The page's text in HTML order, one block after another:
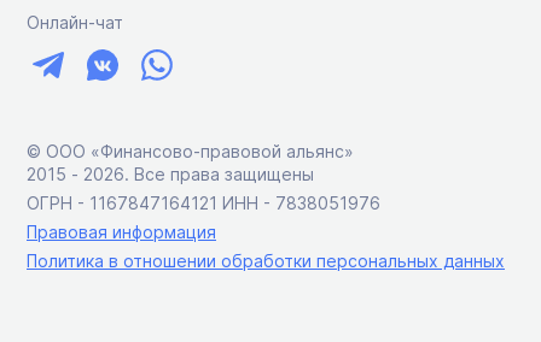
Онлайн-чат
© ООО «Финансово-правовой альянс»
2015 ‑ 2026. Все права защищены
ОГРН - 1167847164121 ИНН - 7838051976
Правовая информация
Политика в отношении обработки персональных данных